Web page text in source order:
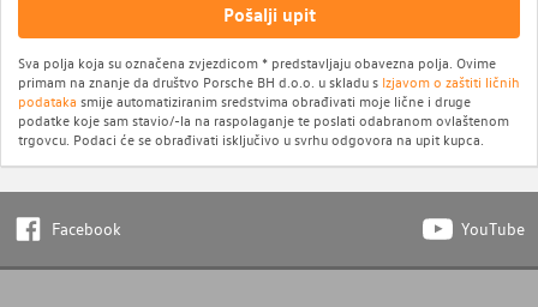
Pošalji upit
Sva polja koja su označena zvjezdicom * predstavljaju obavezna polja. Ovime
primam na znanje da društvo Porsche BH d.o.o. u skladu s Izjavom o zaštiti ličnih
podataka smije automatiziranim sredstvima obrađivati moje lične i druge
podatke koje sam stavio/-la na raspolaganje te poslati odabranom ovlaštenom
trgovcu. Podaci će se obrađivati isključivo u svrhu odgovora na upit kupca.
Facebook YouTube